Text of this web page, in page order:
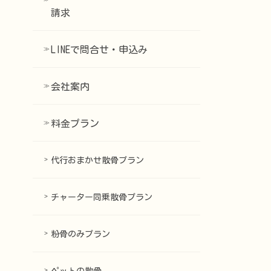
請求
LINEで問合せ・申込み
会社案内
料金プラン
代行おまかせ散骨プラン
チャーター同乗散骨プラン
粉骨のみプラン